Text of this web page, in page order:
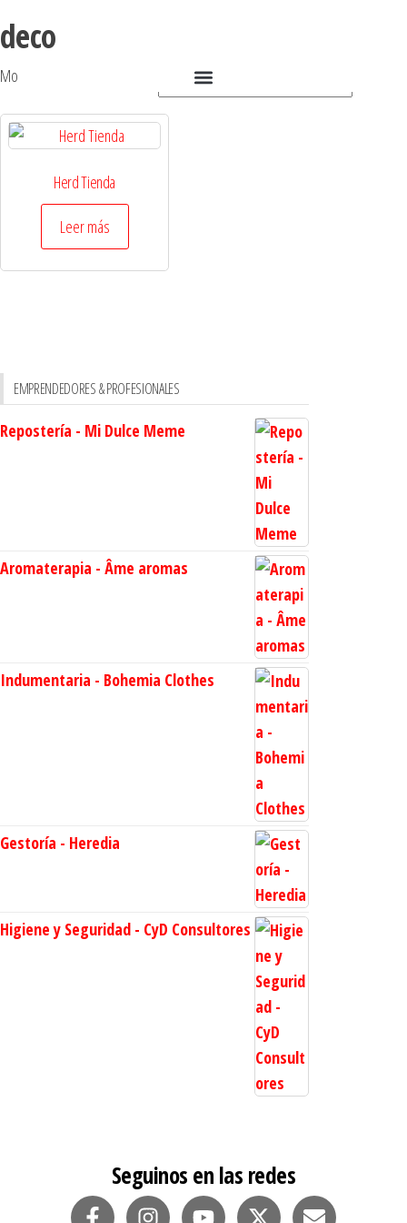
deco
Mostrando el único resultado
Herd Tienda
Leer más
EMPRENDEDORES & PROFESIONALES
Repostería - Mi Dulce Meme
Aromaterapia - Âme aromas
Indumentaria - Bohemia Clothes
Gestoría - Heredia
Higiene y Seguridad - CyD Consultores
Seguinos en las redes